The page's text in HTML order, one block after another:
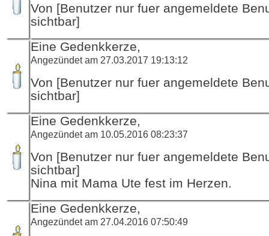
Von [Benutzer nur fuer angemeldete
sichtbar]
Eine Gedenkkerze,
Angezündet am 27.03.2017 19:13:12
Von [Benutzer nur fuer angemeldete
sichtbar]
Eine Gedenkkerze,
Angezündet am 10.05.2016 08:23:37
Von [Benutzer nur fuer angemeldete
sichtbar]
Nina mit Mama Ute fest im Herzen.
Eine Gedenkkerze,
Angezündet am 27.04.2016 07:50:49